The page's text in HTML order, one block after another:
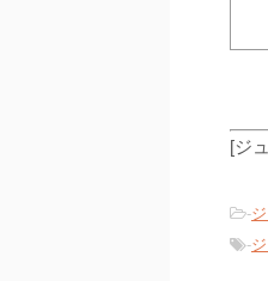
[ジ
-
-